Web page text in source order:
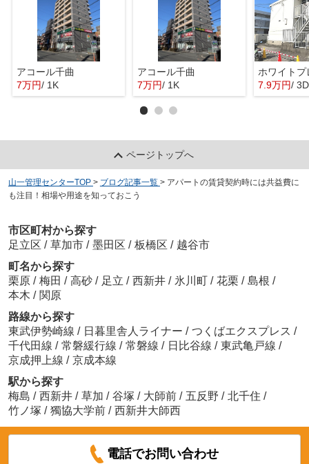
アコール千曲
7万円/ 1K
アコール千曲
7万円/ 1K
ホワイトプ
7.9万円/
ページトップへ
山一管理センターTOP > ブログ記事一覧 > アパートの賃貸契約時には共益費に
も注目！相場や用途を知っておこう
市区町村から探す
足立区 / 草加市 / 墨田区 / 板橋区 / 越谷市
町名から探す
栗原 / 梅田 / 高砂 / 足立 / 西新井 / 氷川町 / 花栗 / 島根 /
本木 / 関原
路線から探す
東武伊勢崎線 / 日暮里舎人ライナー / つくばエクスプレス /
千代田線 / 常磐緩行線 / 常磐線 / 日比谷線 / 東武亀戸線 /
京成押上線 / 京成本線
駅から探す
梅島 / 西新井 / 草加 / 谷塚 / 大師前 / 五反野 / 北千住 /
竹ノ塚 / 獨協大学前 / 西新井大師西
電話でお問い合わせ